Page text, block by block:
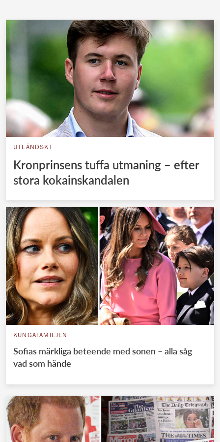
UTLÄNDSKT
Kronprinsens tuffa utmaning – efter
stora kokainskandalen
KUNGAFAMILJEN
Sofias märkliga beteende med sonen – alla såg
vad som hände